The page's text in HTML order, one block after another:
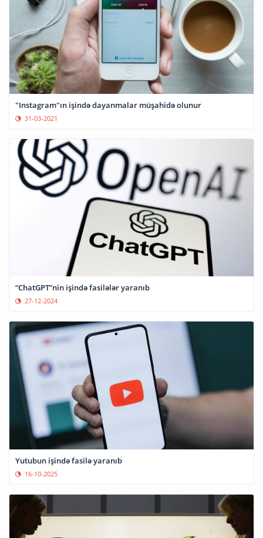
"Instagram"ın işində dayanmalar müşahidə olunur
31-03-2021
“ChatGPT”nin işində fasilələr yaranıb
27-12-2024
Yutubun işində fasilə yaranıb
16-10-2025